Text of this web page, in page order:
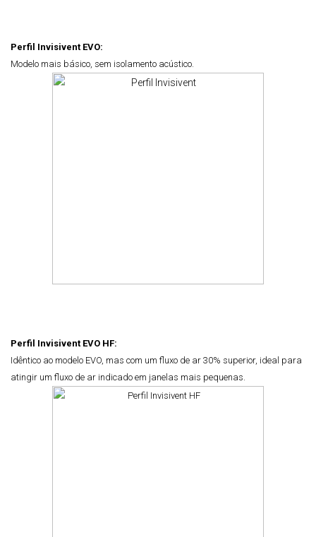
Perfil Invisivent EVO:
Modelo mais básico, sem isolamento acústico.
Perfil Invisivent EVO HF:
Idêntico ao modelo EVO, mas com um fluxo de ar 30% superior, ideal para
atingir um fluxo de ar indicado em janelas mais pequenas.